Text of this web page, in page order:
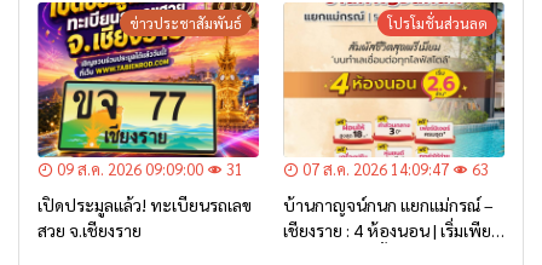
ข่าวประชาสัมพันธ์
09 ส.ค. 2026 09:09:00 31
เปิดประมูลแล้ว! ทะเบียนรถเลข
สวย จ.เชียงราย
โปรโมชั่นส่วนลด
07 ส.ค. 2026 14:09:47 63
บ้านกาญจน์กนก แยกแม่กรณ์ –
เชียงราย : 4 ห้องนอน | เริ่มเพียง